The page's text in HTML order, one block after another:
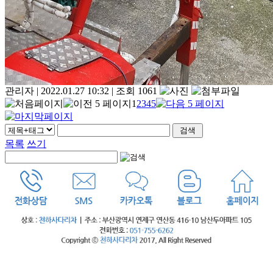
관리자 | 2022.01.27 10:32 | 조회 1061
1 2345
목록 쓰기